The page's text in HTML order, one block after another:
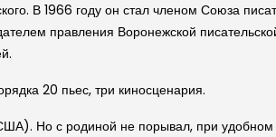
В 1966 году он стал членом Союза
правления Воронежской
20 пьес, три киносценария.
Но с родиной не порывал, при удобном